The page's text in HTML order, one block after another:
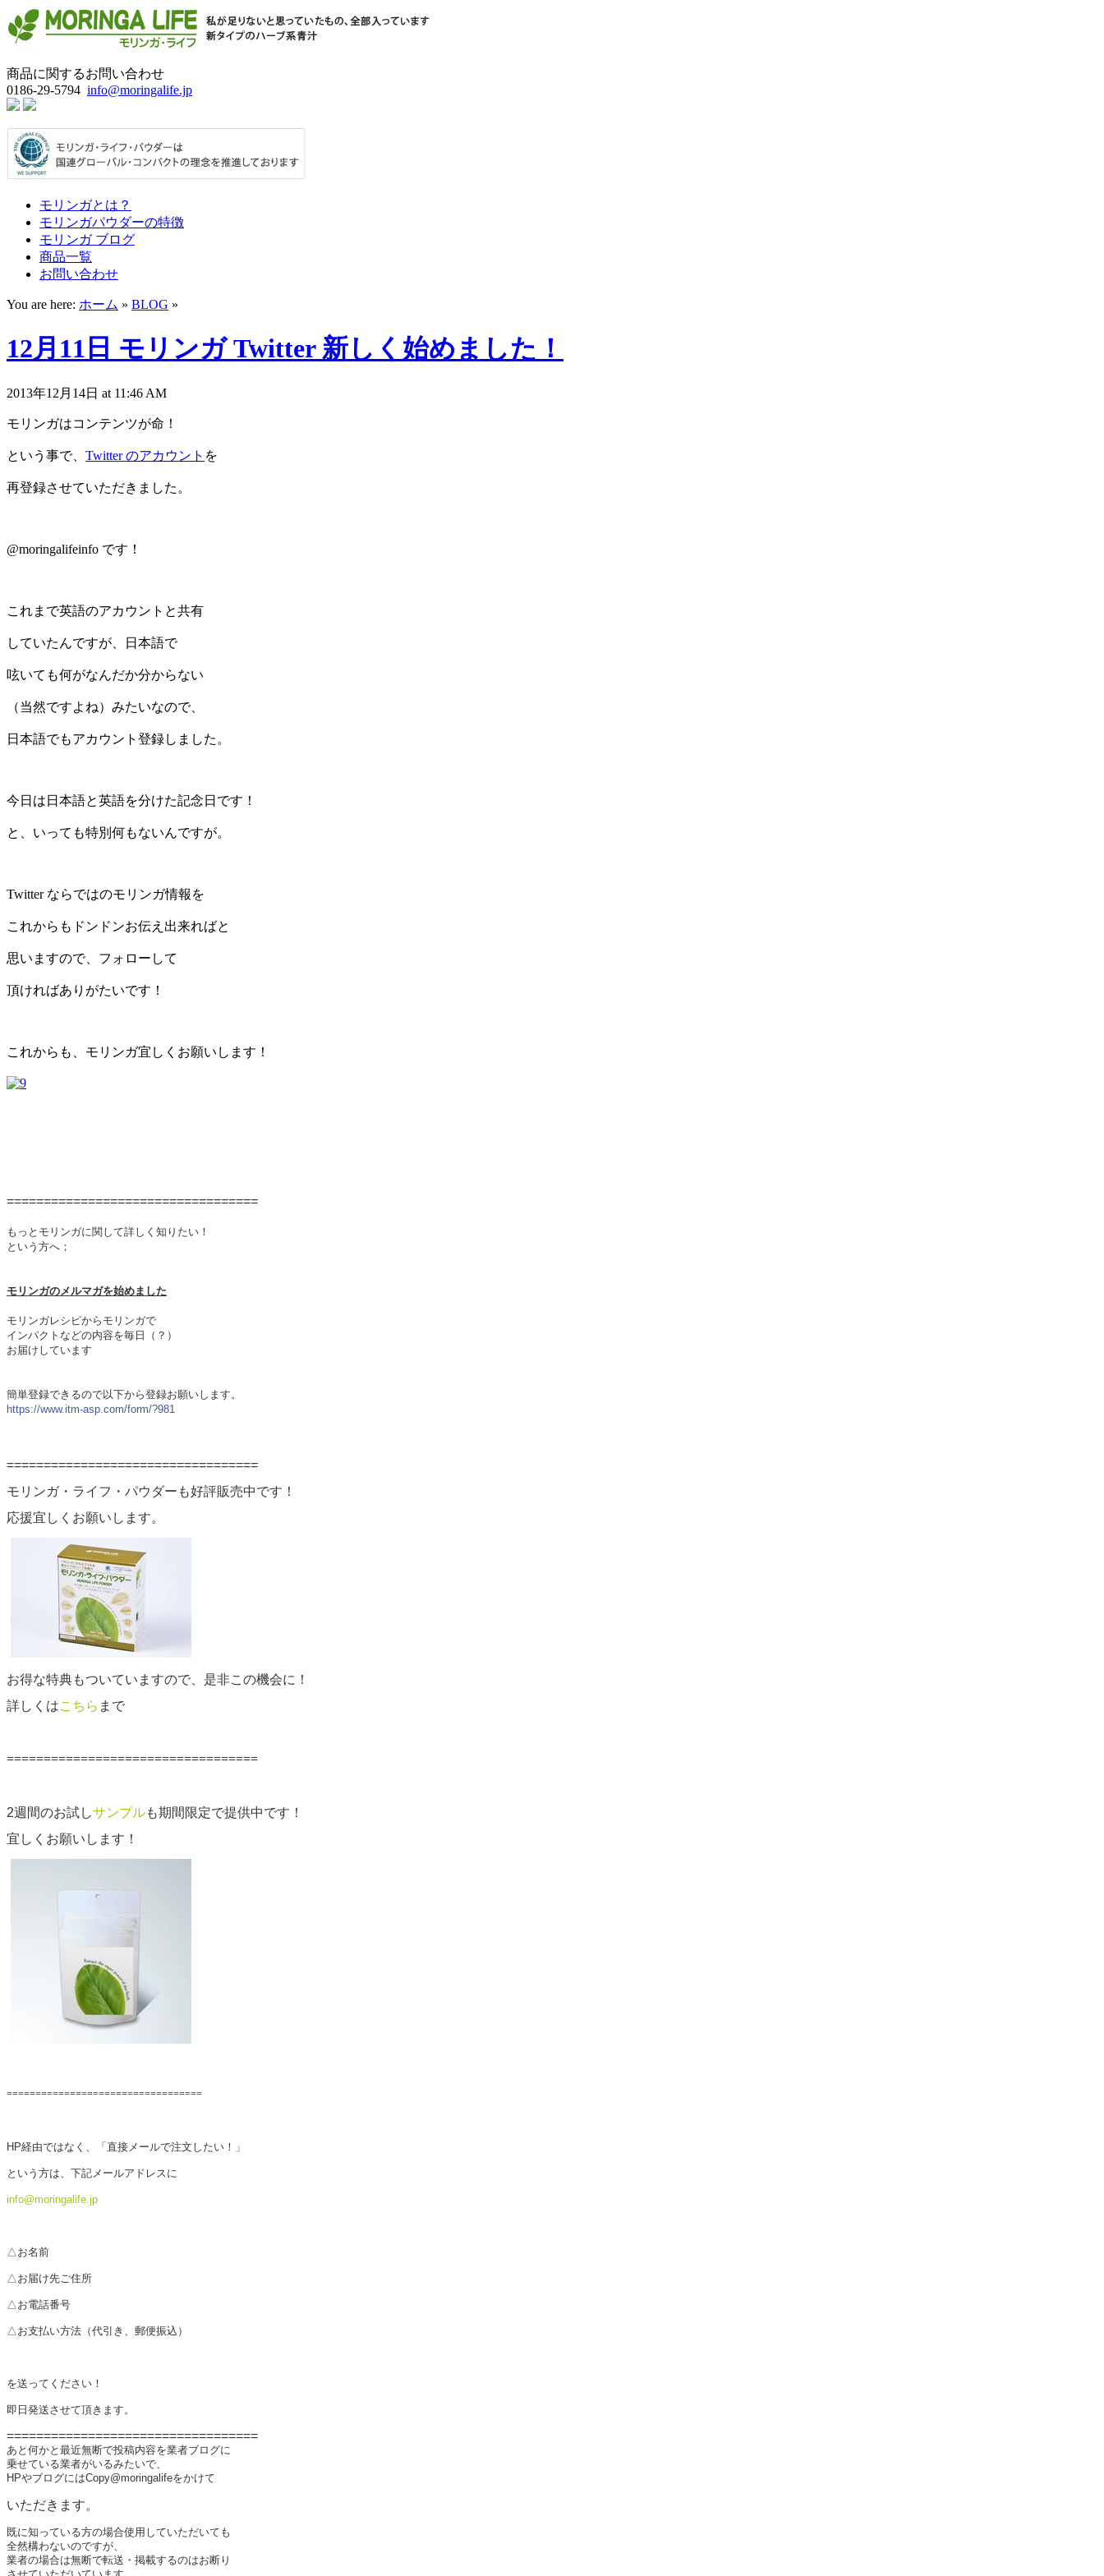
商品に関するお問い合わせ
0186-29-5794 info@moringalife.jp
モリンガとは？
モリンガパウダーの特徴
モリンガ ブログ
商品一覧
お問い合わせ
You are here: ホーム » BLOG »
12月11日 モリンガ Twitter 新しく始めました！
2013年12月14日 at 11:46 AM
モリンガはコンテンツが命！
という事で、 Twitter のアカウント を
再登録させていただきました。
@moringalifeinfo です！
これまで英語のアカウントと共有
していたんですが、日本語で
呟いても何がなんだか分からない
（当然ですよね）みたいなので、
日本語でもアカウント登録しました。
今日は日本語と英語を分けた記念日です！
と、いっても特別何もないんですが。
Twitter ならではのモリンガ情報を
これからもドンドンお伝え出来ればと
思いますので、フォローして
頂ければありがたいです！
これからも、モリンガ宜しくお願いします！
==================================
もっとモリンガに関して詳しく知りたい！
という方へ；
モリンガのメルマガを始めました
モリンガレシピからモリンガで
インパクトなどの内容を毎日（？）
お届けしています
簡単登録できるので以下から登録お願いします。
https://www.itm-asp.com/form/?981
==================================
モリンガ・ライフ・パウダーも好評販売中です！
応援宜しくお願いします。
お得な特典もついていますので、是非この機会に！
詳しくはこちら まで
==================================
2週間のお試しサンプルも期間限定で提供中です！
宜しくお願いします！
==================================
HP経由ではなく、「直接メールで注文したい！」
という方は、下記メールアドレスに
info@moringalife.jp
△お名前
△お届け先ご住所
△お電話番号
△お支払い方法（代引き、郵便振込）
を送ってください！
即日発送させて頂きます。
==================================
あと何かと最近無断で投稿内容を業者ブログに
乗せている業者がいるみたいで、
HPやブログにはCopy@moringalifeをかけて
いただきます。
既に知っている方の場合使用していただいても
全然構わないのですが、
業者の場合は無断で転送・掲載するのはお断り